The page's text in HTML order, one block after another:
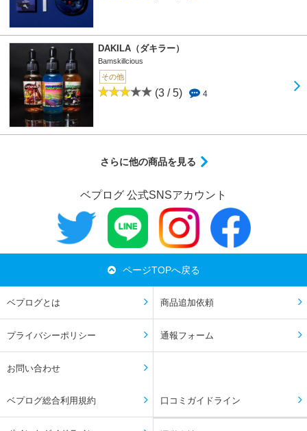
DAKILA（ダキラー）
Bamskillcious
その他
(3 / 5) 4
さらに他の商品を見る
ベプログ 公式SNSアカウント
ページTOPへ戻る
ベプログとは 商品追加依頼
プライバシーポリシー 通報フォーム
お問い合わせ
ベプログ総合利用規約 口コミガイドライン